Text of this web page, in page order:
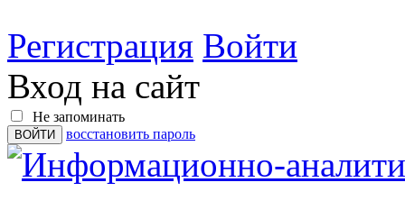
Регистрация Войти
Вход на сайт
Не запоминать
восстановить пароль